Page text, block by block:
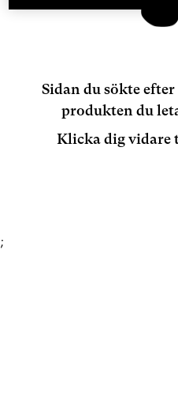
Sidan du sökte
produkten du
Klicka dig vidare
;